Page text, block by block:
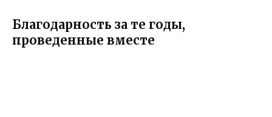
Благодарность за те годы,
проведенные вместе